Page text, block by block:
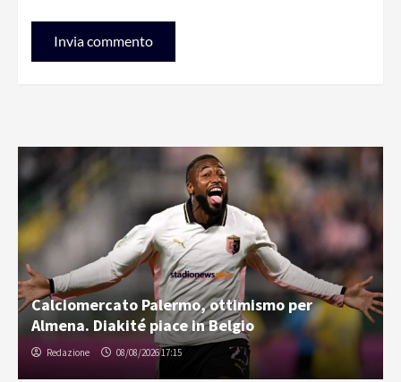
Calciomercato Palermo, ottimismo per
Almena. Diakité piace in Belgio
Redazione 08/08/2026 17:15